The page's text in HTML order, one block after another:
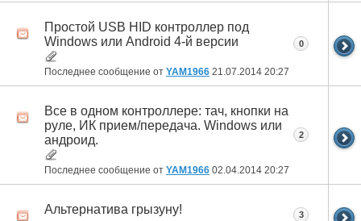
Простой USB HID контроллер под
Windows или Android 4-й версии
Последнее сообщение от YAM1966 21.07.2014 20:27
0
Все в одном контроллере: тач, кнопки на
руле, ИК прием/передача. Windows или
андроид.
Последнее сообщение от YAM1966 02.04.2014 20:27
2
Альтернатива грызуну! 3